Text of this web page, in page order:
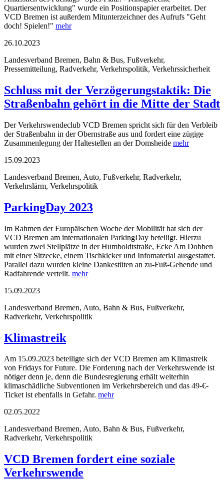
Quartiersentwicklung" wurde ein Positionspapier erarbeitet. Der
VCD Bremen ist außerdem Mitunterzeichner des Aufrufs "Geht
doch! Spielen!" mehr
26.10.2023
Landesverband Bremen, Bahn & Bus, Fußverkehr,
Pressemitteilung, Radverkehr, Verkehrspolitik, Verkehrssicherheit
Schluss mit der Verzögerungstaktik: Die
Straßenbahn gehört in die Mitte der Stadt
Der Verkehrswendeclub VCD Bremen spricht sich für den Verbleib
der Straßenbahn in der Obernstraße aus und fordert eine zügige
Zusammenlegung der Haltestellen an der Domsheide mehr
15.09.2023
Landesverband Bremen, Auto, Fußverkehr, Radverkehr,
Verkehrslärm, Verkehrspolitik
ParkingDay 2023
Im Rahmen der Europäischen Woche der Mobilität hat sich der
VCD Bremen am internationalen ParkingDay beteiligt. Hierzu
wurden zwei Stellplätze in der Humboldtstraße, Ecke Am Dobben
mit einer Sitzecke, einem Tischkicker und Infomaterial ausgestattet.
Parallel dazu wurden kleine Dankestüten an zu-Fuß-Gehende und
Radfahrende verteilt. mehr
15.09.2023
Landesverband Bremen, Auto, Bahn & Bus, Fußverkehr,
Radverkehr, Verkehrspolitik
Klimastreik
Am 15.09.2023 beteiligte sich der VCD Bremen am Klimastreik
von Fridays for Future. Die Forderung nach der Verkehrswende ist
nötiger denn je, denn die Bundesregierung erhält weiterhin
klimaschädliche Subventionen im Verkehrsbereich und das 49-€-
Ticket ist ebenfalls in Gefahr. mehr
02.05.2022
Landesverband Bremen, Auto, Bahn & Bus, Fußverkehr,
Radverkehr, Verkehrspolitik
VCD Bremen fordert eine soziale
Verkehrswende